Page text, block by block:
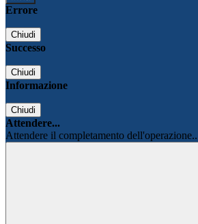
Errore
Chiudi
Successo
Chiudi
Informazione
Chiudi
Attendere...
Attendere il completamento